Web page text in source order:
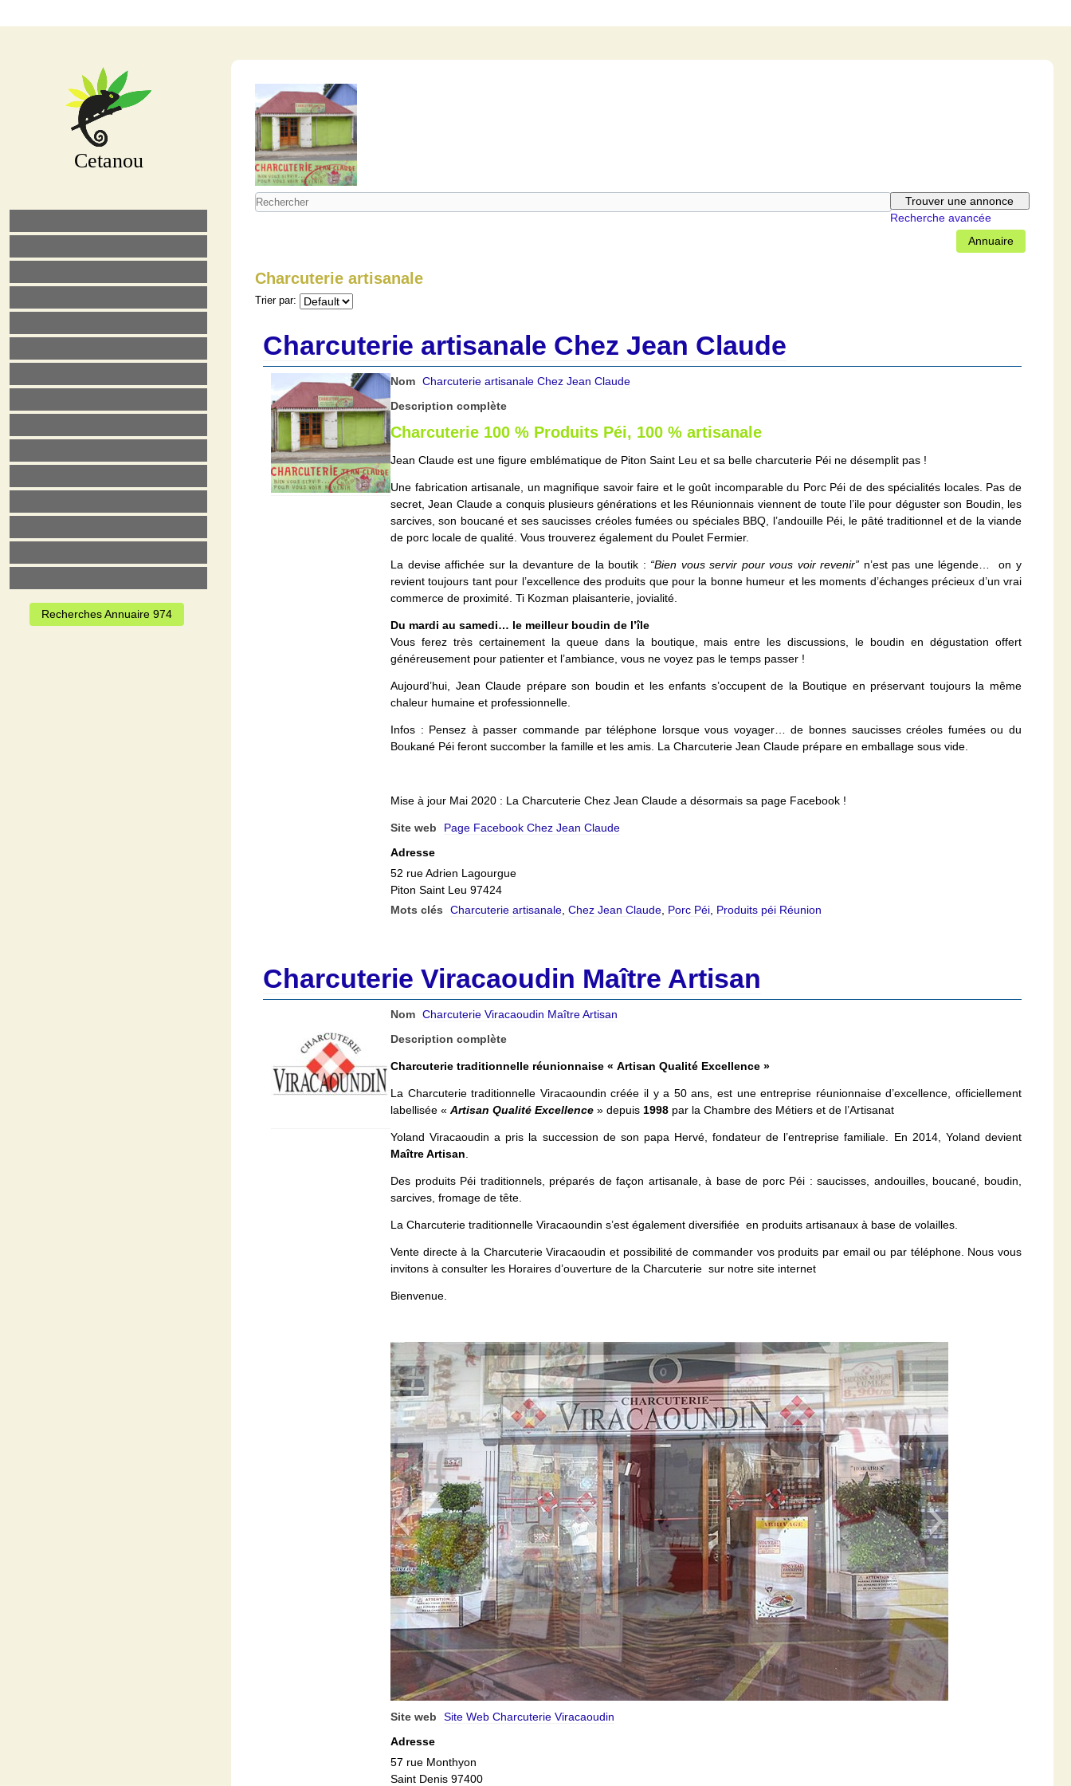
Cetanou
Recherches Annuaire 974
Recherche avancée
Annuaire
Charcuterie artisanale
Trier par:
Charcuterie artisanale Chez Jean Claude
Nom Charcuterie artisanale Chez Jean Claude
Description complète
Charcuterie 100 % Produits Péi, 100 % artisanale
Jean Claude est une figure emblématique de Piton Saint Leu et sa belle charcuterie Péi ne désemplit pas !
Une fabrication artisanale, un magnifique savoir faire et le goût incomparable du Porc Péi de des spécialités locales. Pas de
secret, Jean Claude a conquis plusieurs générations et les Réunionnais viennent de toute l’ile pour déguster son Boudin, les
sarcives, son boucané et ses saucisses créoles fumées ou spéciales BBQ, l’andouille Péi, le pâté traditionnel et de la viande
de porc locale de qualité. Vous trouverez également du Poulet Fermier.
La devise affichée sur la devanture de la boutik : “Bien vous servir pour vous voir revenir” n’est pas une légende… on y
revient toujours tant pour l’excellence des produits que pour la bonne humeur et les moments d’échanges précieux d’un vrai
commerce de proximité. Ti Kozman plaisanterie, jovialité.
Du mardi au samedi… le meilleur boudin de l’île
Vous ferez très certainement la queue dans la boutique, mais entre les discussions, le boudin en dégustation offert
généreusement pour patienter et l’ambiance, vous ne voyez pas le temps passer !
Aujourd’hui, Jean Claude prépare son boudin et les enfants s’occupent de la Boutique en préservant toujours la même
chaleur humaine et professionnelle.
Infos : Pensez à passer commande par téléphone lorsque vous voyager… de bonnes saucisses créoles fumées ou du
Boukané Péi feront succomber la famille et les amis. La Charcuterie Jean Claude prépare en emballage sous vide.
Mise à jour Mai 2020 : La Charcuterie Chez Jean Claude a désormais sa page Facebook !
Site web
Page Facebook Chez Jean Claude
Adresse
52 rue Adrien Lagourgue
Piton Saint Leu 97424
Mots clés
Charcuterie artisanale, Chez Jean Claude, Porc Péi, Produits péi Réunion
Charcuterie Viracaoudin Maître Artisan
Nom Charcuterie Viracaoudin Maître Artisan
Description complète
Charcuterie traditionnelle réunionnaise « Artisan Qualité Excellence »
La Charcuterie traditionnelle Viracaoundin créée il y a 50 ans, est une entreprise réunionnaise d’excellence, officiellement
labellisée « Artisan Qualité Excellence » depuis 1998 par la Chambre des Métiers et de l’Artisanat
Yoland Viracaoudin a pris la succession de son papa Hervé, fondateur de l’entreprise familiale. En 2014, Yoland devient
Maître Artisan.
Des produits Péi traditionnels, préparés de façon artisanale, à base de porc Péi : saucisses, andouilles, boucané, boudin,
sarcives, fromage de tête.
La Charcuterie traditionnelle Viracaoundin s’est également diversifiée en produits artisanaux à base de volailles.
Vente directe à la Charcuterie Viracaoudin et possibilité de commander vos produits par email ou par téléphone. Nous vous
invitons à consulter les Horaires d’ouverture de la Charcuterie sur notre site internet
Bienvenue.
Site web
Site Web Charcuterie Viracaoudin
Adresse
57 rue Monthyon
Saint Denis 97400